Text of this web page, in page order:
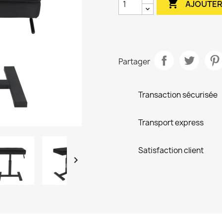


Partager
Transaction sécurisée
Transport express
Satisfaction client